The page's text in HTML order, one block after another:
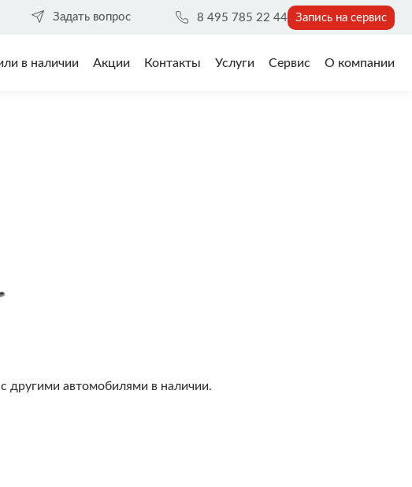
8 495 785 22 44 Запись на сервис
Задать вопрос
в наличии Акции Контакты Услуги Сервис О компании
другими автомобилями в наличии.